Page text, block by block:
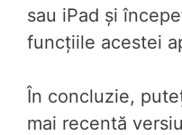
sau iPad și
funcțiile acestei
În concluzie,
mai recentă